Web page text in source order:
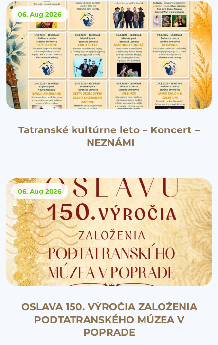
06. Aug 2026
Tatranské kultúrne leto – Koncert –
NEZNÁMI
06. Aug 2026
OSLAVA 150. VÝROČIA ZALOŽENIA
PODTATRANSKÉHO MÚZEA V
POPRADE